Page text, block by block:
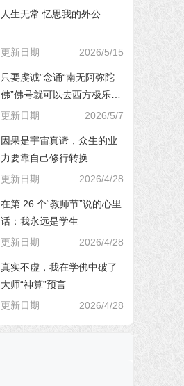
人生无常 忆思我的外公
更新日期 2026/5/15
只要虔诚”念诵“南无阿弥陀
佛”佛号就可以去西方极乐世
界，对吗？
更新日期 2026/5/7
因果是宇宙真谛，众生的业
力要靠自己修行转换
更新日期
2026/4/28
在第 26 个“教师节”说的心里
话：我永远是学生
更新日期
2026/4/28
真实不虚，我在学佛中破了
大师“神算”预言
更新日期
2026/4/28